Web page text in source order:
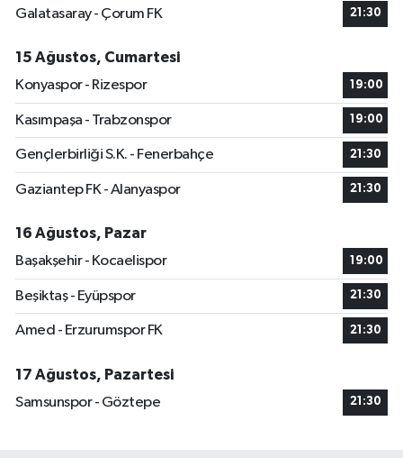
Galatasaray - Çorum FK
21:30
15 Ağustos, Cumartesi
Konyaspor - Rizespor
19:00
Kasımpaşa - Trabzonspor 19:00
Gençlerbirliği S.K. - Fenerbahçe 21:30
Gaziantep FK - Alanyaspor 21:30
16 Ağustos, Pazar
Başakşehir - Kocaelispor
19:00
Beşiktaş - Eyüpspor 21:30
Amed - Erzurumspor FK 21:30
17 Ağustos, Pazartesi
Samsunspor - Göztepe
21:30